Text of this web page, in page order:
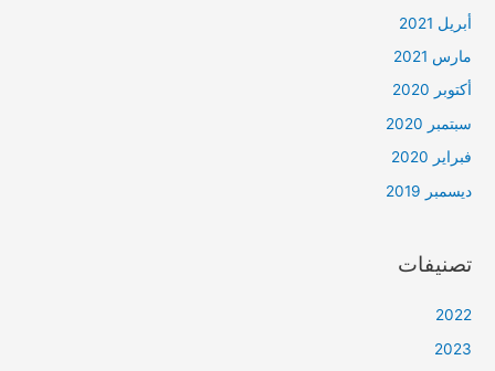
أبريل 2021
مارس 2021
أكتوبر 2020
سبتمبر 2020
فبراير 2020
ديسمبر 2019
تصنيفات
2022
2023